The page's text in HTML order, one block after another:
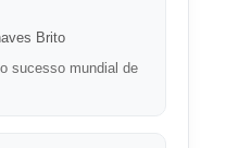
Brito
sucesso mundial de